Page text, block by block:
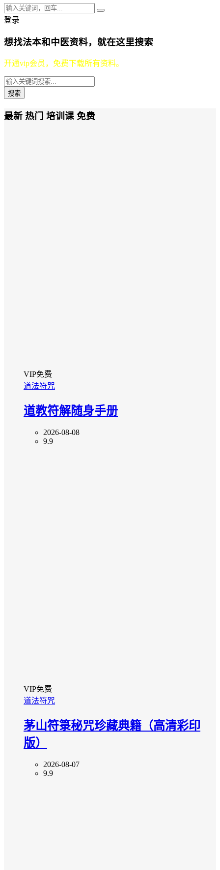
登录
想找法本和中医资料，就在这里搜索
开通vip会员，免费下载所有资料。
最新 热门 培训课 免费
VIP免费
道法符咒
道教符解随身手册
2026-08-08
9.9
VIP免费
道法符咒
茅山符箓秘咒珍藏典籍（高清彩印
版）
2026-08-07
9.9